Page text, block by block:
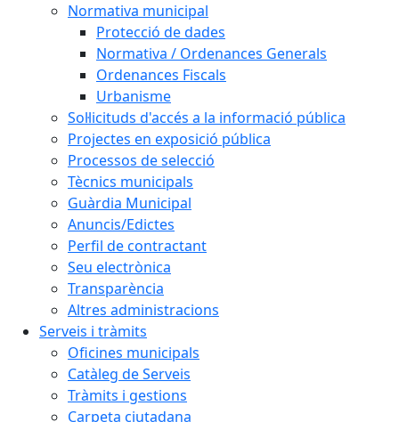
Normativa municipal
Protecció de dades
Normativa / Ordenances Generals
Ordenances Fiscals
Urbanisme
Sol·licituds d'accés a la informació pública
Projectes en exposició pública
Processos de selecció
Tècnics municipals
Guàrdia Municipal
Anuncis/Edictes
Perfil de contractant
Seu electrònica
Transparència
Altres administracions
Serveis i tràmits
Oficines municipals
Catàleg de Serveis
Tràmits i gestions
Carpeta ciutadana